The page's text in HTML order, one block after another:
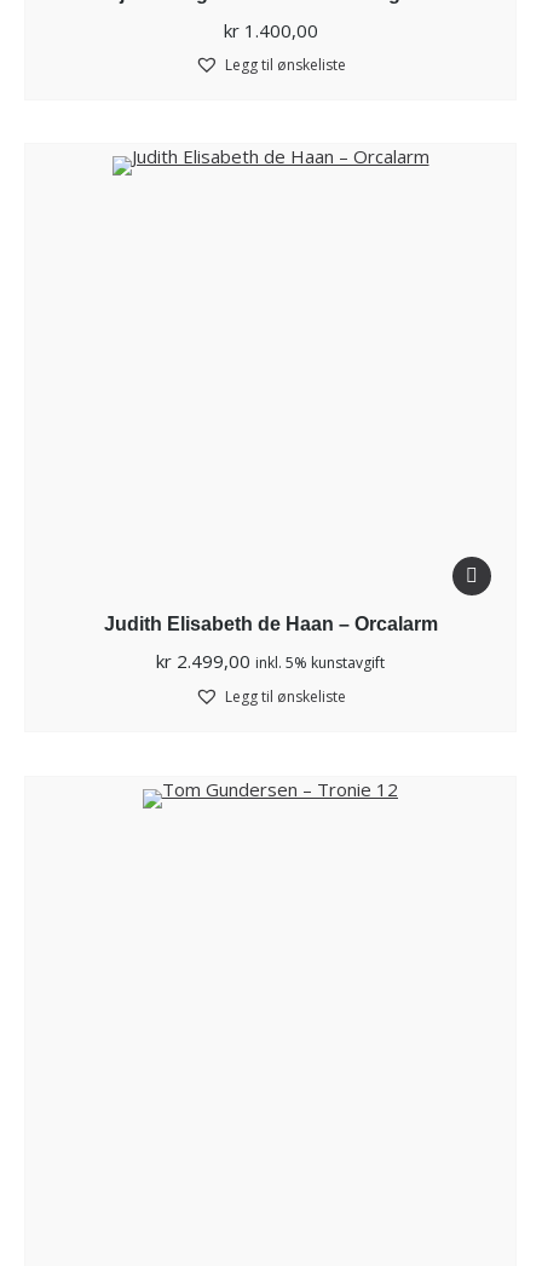
kr1.400,00
Legg til ønskeliste
Judith Elisabeth de Haan – Orcalarm
kr 2.499,00 inkl. 5% kunstavgift
Legg til ønskeliste